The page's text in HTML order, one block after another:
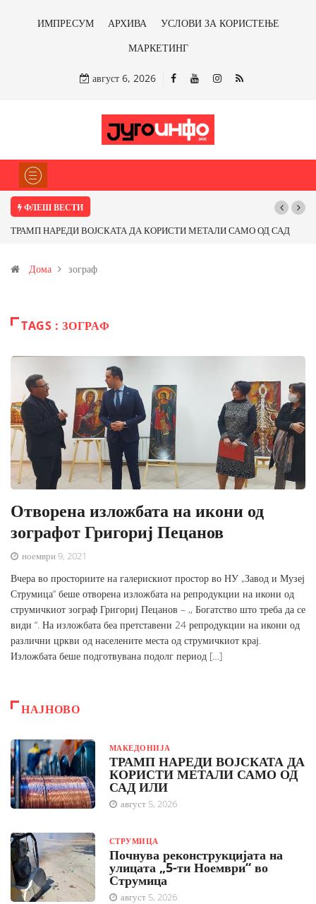
ИМПРЕСУМ АРХИВА
УСЛОВИ ЗА КОРИСТЕЊЕ
МАРКЕТИНГ
август 6, 2026
ФЛЕШ ВЕСТИ
ТРАМП НАРЕДИ ВОЈСКАТА ДА КОРИСТИ МЕТАЛИ САМО ОД САД
Иловица и со антимонот?
Дома зограф
TAGS : ЗОГРАФ
Отворена изложбата на икони од
зографот Григориј Пецанов
ноември 9, 2021
Вчера во просториите на галерискиот простор во НУ „Завод и Музеј
Струмица“ беше отворена изложбата на репродукции на икони од
струмичкиот зограф Григориј Пецанов – ,, Богатство што треба да се
види “. На изложбата беа претставени 24 репродукции на икони од
различни цркви од населените места од струмичкиот крај.
Изложбата беше подготвувана подолг период […]
НАЈНОВО
МАКЕДОНИЈА
ТРАМП НАРЕДИ ВОЈСКАТА ДА
КОРИСТИ МЕТАЛИ САМО ОД
САД ИЛИ
август 5, 2026
СТРУМИЦА
Почнува реконструкцијата на
улицата „5-ти Ноември“ во
Струмица
август 5, 2026